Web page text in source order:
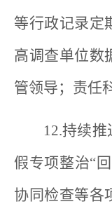
等行政记录定
高调查单位数
管领导；责任
12.持续
假专项整治“
协同检查等各